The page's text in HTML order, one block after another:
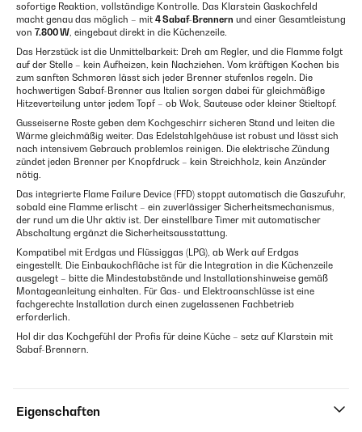
sofortige Reaktion, vollständige Kontrolle. Das Klarstein Gaskochfeld
macht genau das möglich – mit 4 Sabaf-Brennern und einer Gesamtleistung
von 7.800 W, eingebaut direkt in die Küchenzeile.
Das Herzstück ist die Unmittelbarkeit: Dreh am Regler, und die Flamme folgt
auf der Stelle – kein Aufheizen, kein Nachziehen. Vom kräftigen Kochen bis
zum sanften Schmoren lässt sich jeder Brenner stufenlos regeln. Die
hochwertigen Sabaf-Brenner aus Italien sorgen dabei für gleichmäßige
Hitzeverteilung unter jedem Topf – ob Wok, Sauteuse oder kleiner Stieltopf.
Gusseiserne Roste geben dem Kochgeschirr sicheren Stand und leiten die
Wärme gleichmäßig weiter. Das Edelstahlgehäuse ist robust und lässt sich
nach intensivem Gebrauch problemlos reinigen. Die elektrische Zündung
zündet jeden Brenner per Knopfdruck – kein Streichholz, kein Anzünder
nötig.
Das integrierte Flame Failure Device (FFD) stoppt automatisch die Gaszufuhr,
sobald eine Flamme erlischt – ein zuverlässiger Sicherheitsmechanismus,
der rund um die Uhr aktiv ist. Der einstellbare Timer mit automatischer
Abschaltung ergänzt die Sicherheitsausstattung.
Kompatibel mit Erdgas und Flüssiggas (LPG), ab Werk auf Erdgas
eingestellt. Die Einbaukochfläche ist für die Integration in die Küchenzeile
ausgelegt – bitte die Mindestabstände und Installationshinweise gemäß
Montageanleitung einhalten. Für Gas- und Elektroanschlüsse ist eine
fachgerechte Installation durch einen zugelassenen Fachbetrieb
erforderlich.
Hol dir das Kochgefühl der Profis für deine Küche – setz auf Klarstein mit
Sabaf-Brennern.
Eigenschaften